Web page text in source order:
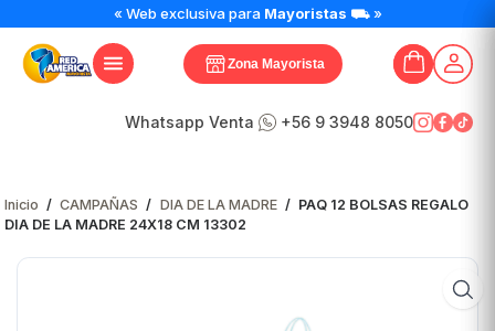
« Web exclusiva para Mayoristas ⛟ »
Zona Mayorista
Whatsapp Venta +56 9 3948 8050
Inicio / CAMPAÑAS / DIA DE LA MADRE / PAQ 12 BOLSAS REGALO
DIA DE LA MADRE 24X18 CM 13302
12
BOLSAS
REGALO
CM
13302